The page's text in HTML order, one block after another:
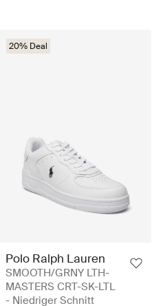
20% Deal
Polo Ralph Lauren
SMOOTH/GRNY LTH-
MASTERS CRT-SK-LTL
- Niedriger Schnitt